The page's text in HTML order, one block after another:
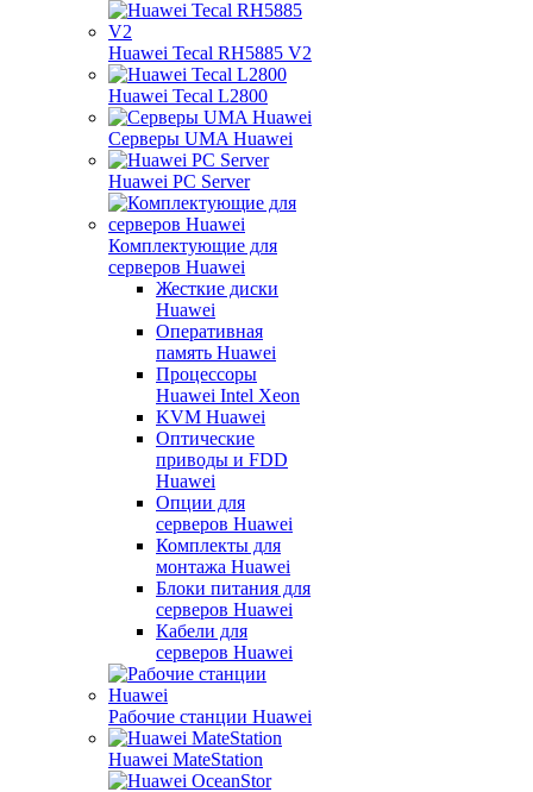
Huawei Tecal RH5885 V2
Huawei Tecal L2800
Серверы UMA Huawei
Huawei PC Server
Комплектующие для
серверов Huawei
Жесткие диски
Huawei
Оперативная
память Huawei
Процессоры
Huawei Intel Xeon
KVM Huawei
Оптические
приводы и FDD
Huawei
Опции для
серверов Huawei
Комплекты для
монтажа Huawei
Блоки питания для
серверов Huawei
Кабели для
серверов Huawei
Рабочие станции Huawei
Huawei MateStation